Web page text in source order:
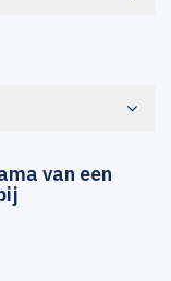
van een